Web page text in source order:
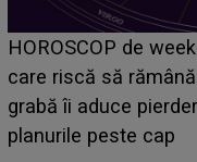
Emanuel a ținut
acum! În fața
face o
sa: "I-am spus și ei